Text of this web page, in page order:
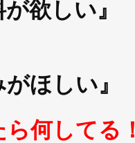
欲しい』
ほしい』
何してる！